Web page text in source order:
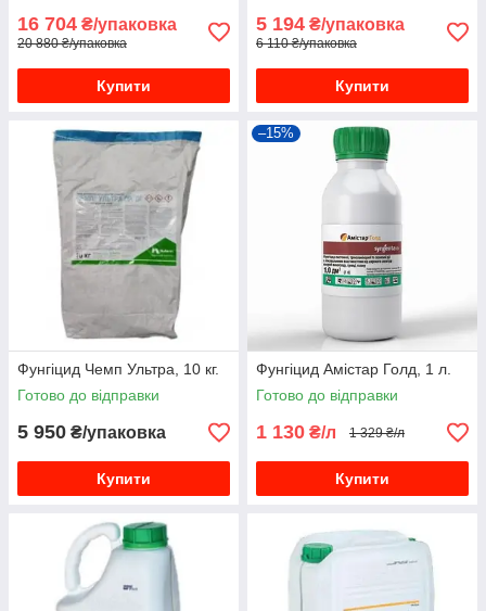
16 704 ₴/упаковка
20 880 ₴/упаковка
Купити
5 194 ₴/упаковка
6 110 ₴/упаковка
Купити
Фунгіцид Чемп Ультра, 10 кг.
Готово до відправки
5 950 ₴/упаковка
Купити
–15%
Фунгіцид Амістар Голд, 1 л.
Готово до відправки
1 130 ₴/л 1 329 ₴/л
Купити